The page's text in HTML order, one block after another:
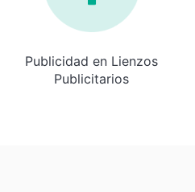
Publicidad en Lienzos
Publicitarios